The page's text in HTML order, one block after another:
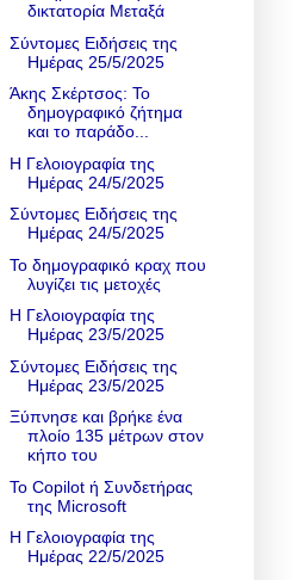
δικτατορία Μεταξά
Σύντομες Ειδήσεις της
Ημέρας 25/5/2025
Άκης Σκέρτσος: Το
δημογραφικό ζήτημα
και το παράδο...
Η Γελοιογραφία της
Ημέρας 24/5/2025
Σύντομες Ειδήσεις της
Ημέρας 24/5/2025
Το δημογραφικό κραχ που
λυγίζει τις μετοχές
Η Γελοιογραφία της
Ημέρας 23/5/2025
Σύντομες Ειδήσεις της
Ημέρας 23/5/2025
Ξύπνησε και βρήκε ένα
πλοίο 135 μέτρων στον
κήπο του
Το Copilot ή Συνδετήρας
της Microsoft
Η Γελοιογραφία της
Ημέρας 22/5/2025